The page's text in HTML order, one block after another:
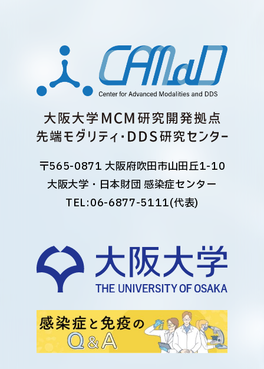
〒565-0871 大阪府吹田市山田丘1-10
大阪大学・日本財団 感染症センター
TEL:06-6877-5111(代表)